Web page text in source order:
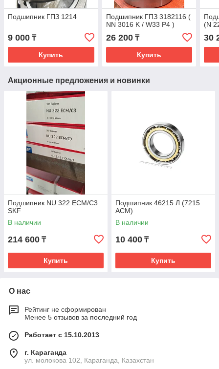
Подшипник ГПЗ 1214
9 000 ₸
Купить
Подшипник ГПЗ 3182116 (
NN 3016 K / W33 P4 )
26 200₸
Купить
(N
30
Акционные предложения и новинки
Подшипник NU 322 ECM/C3
SKF
В наличии
214 600 ₸
Купить
Подшипник 46215 Л (7215
ACM)
В наличии
10 400 ₸
Купить
О нас
Рейтинг не сформирован
Менее 5 отзывов за последний год
Работает с 15.10.2013
г. Караганда
ул. молокова 102, Караганда, Казахстан